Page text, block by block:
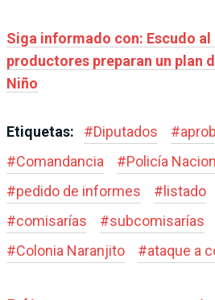
Siga informado con: Escudo
productores preparan un plan
Niño
Etiquetas: #Diputados #
#Comandancia #Policía
#pedido de informes # listado
#comisarías #subcomisarías
#Colonia Naranjito #ataque a